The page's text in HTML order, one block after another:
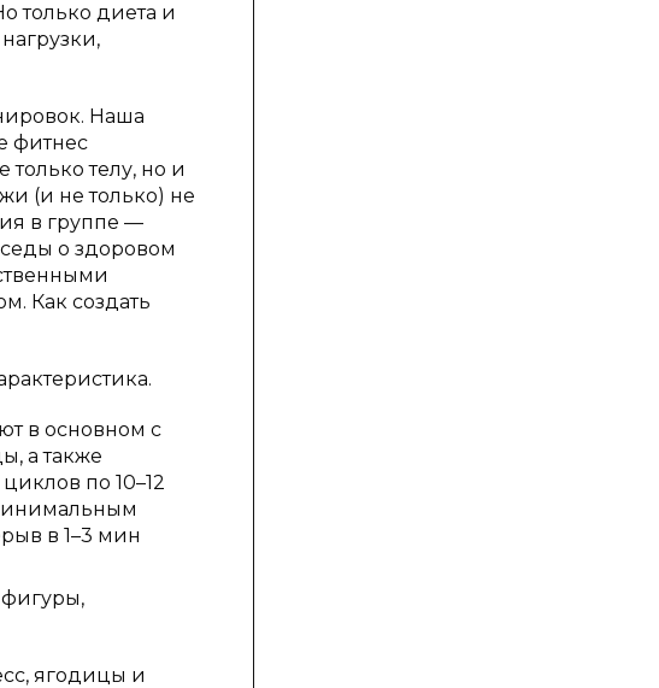
только диета и
Наша
фитнес
телу, но и
(и не только) не
в группе —
о здоровом
Как создать
в основном с
а также
по 10–12
в 1–3 мин
ягодицы и